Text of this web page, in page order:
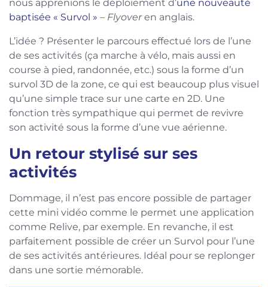
nous apprenions le déploiement d’une nouveauté
baptisée « Survol » – Flyoveren anglais.
L’idée ? Présenter le parcours effectué lors de l’une
de ses activités (ça marche à vélo, mais aussi en
course à pied, randonnée, etc.) sous la forme d’un
survol 3D de la zone, ce qui est beaucoup plus visuel
qu’une simple trace sur une carte en 2D. Une
fonction très sympathique qui permet de revivre
son activité sous la forme d’une vue aérienne.
Un retour stylisé sur ses
activités
Dommage, il n’est pas encore possible de partager
cette mini vidéo comme le permet une application
comme Relive, par exemple. En revanche, il est
parfaitement possible de créer un Survol pour l’une
de ses activités antérieures. Idéal pour se replonger
dans une sortie mémorable.